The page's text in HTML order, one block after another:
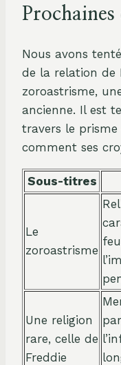
Prochaines
Nous avons
de la relation de
zoroastrisme,
ancienne. Il est
travers le
comment ses
Sous-titres
Le
zoroastrisme
Une religion
rare, celle de
Freddie